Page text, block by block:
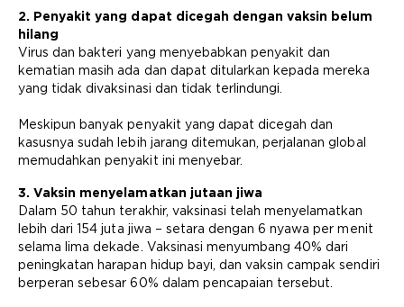
2. Penyakit yang dapat dicegah dengan vaksin belum
hilang
Virus dan bakteri yang menyebabkan penyakit dan
kematian masih ada dan dapat ditularkan kepada mereka
yang tidak divaksinasi dan tidak terlindungi.
Meskipun banyak penyakit yang dapat dicegah dan
kasusnya sudah lebih jarang ditemukan, perjalanan global
memudahkan penyakit ini menyebar.
3. Vaksin menyelamatkan jutaan jiwa
Dalam 50 tahun terakhir, vaksinasi telah menyelamatkan
lebih dari 154 juta jiwa – setara dengan 6 nyawa per menit
selama lima dekade. Vaksinasi menyumbang 40% dari
peningkatan harapan hidup bayi, dan vaksin campak sendiri
berperan sebesar 60% dalam pencapaian tersebut.